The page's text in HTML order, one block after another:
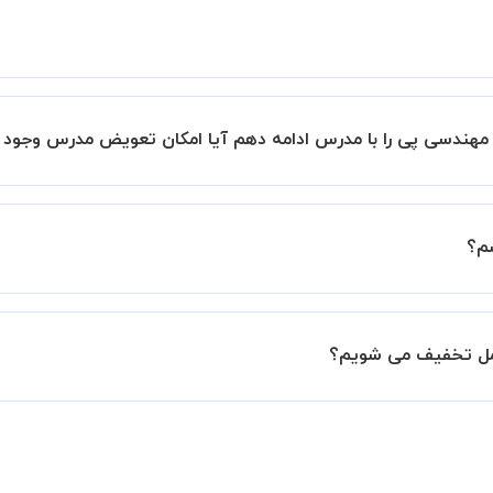
دهید" و یا "تماس با پشتیبانی" درخواست خود را ثبت
از طرف شما، همکاران بخش پشتیبانی استادبانک با شما تماس
پی را با مدرس ادامه دهم آیا امکان تعویض مدرس وجود
دیگری کلاس را ادامه دهید.
داشته باشید که مدرس مشخص کند ابتدا باید جلسه اول کلاس
تخفیف می شویم؟